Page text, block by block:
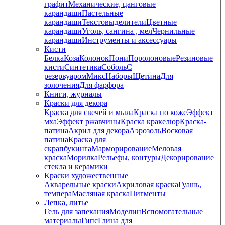
графитМеханические, цанговые
карандашиПастельные
карандашиТекстовыделителиЦветные
карандашиУголь, сангина , мелЧернильные
карандашиИнструменты и аксессуары
Кисти
БелкаКозаКолонокПониПоролоновыеРезиновые
кистиСинтетикаСобольС
резервуаромМиксНаборыЩетинаДля
золоченияДля фарфора
Книги, журналы
Краски для декора
Краска для свечей и мылаКраска по кожеЭффект
мхаЭффект ржавчиныКраска кракелюрКраска-
патинаАкрил для декораАэрозольВосковая
патинаКраска для
скрапбукингаМарморированиеМеловая
краскаМорилкаРельефы, контурыДекорирование
стекла и керамики
Краски художественные
Акварельные краскиАкриловая краскаГуашь,
темпераМасляная краскаПигменты
Лепка, литье
Гель для запеканияМоделинВспомогательные
материалыГипсГлина для